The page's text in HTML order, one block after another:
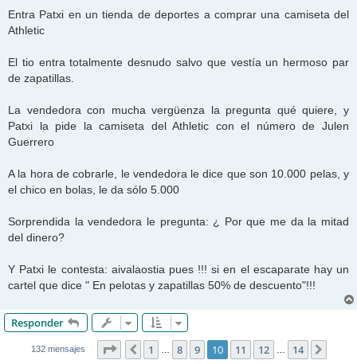
n
s
a
Entra Patxi en un tienda de deportes a comprar una camiseta del
Athletic
El tio entra totalmente desnudo salvo que vestía un hermoso par
de zapatillas.
La vendedora con mucha vergüenza la pregunta qué quiere, y
Patxi la pide la camiseta del Athletic con el número de Julen
Guerrero
A la hora de cobrarle, le vendedora le dice que son 10.000 pelas, y
el chico en bolas, le da sólo 5.000
Sorprendida la vendedora le pregunta: ¿ Por que me da la mitad
del dinero?
Y Patxi le contesta: aivalaostia pues !!! si en el escaparate hay un
cartel que dice " En pelotas y zapatillas 50% de descuento"!!!
Responder
132 mensajes Página 10de14
Anterior
1 8 9 10 11 12 14